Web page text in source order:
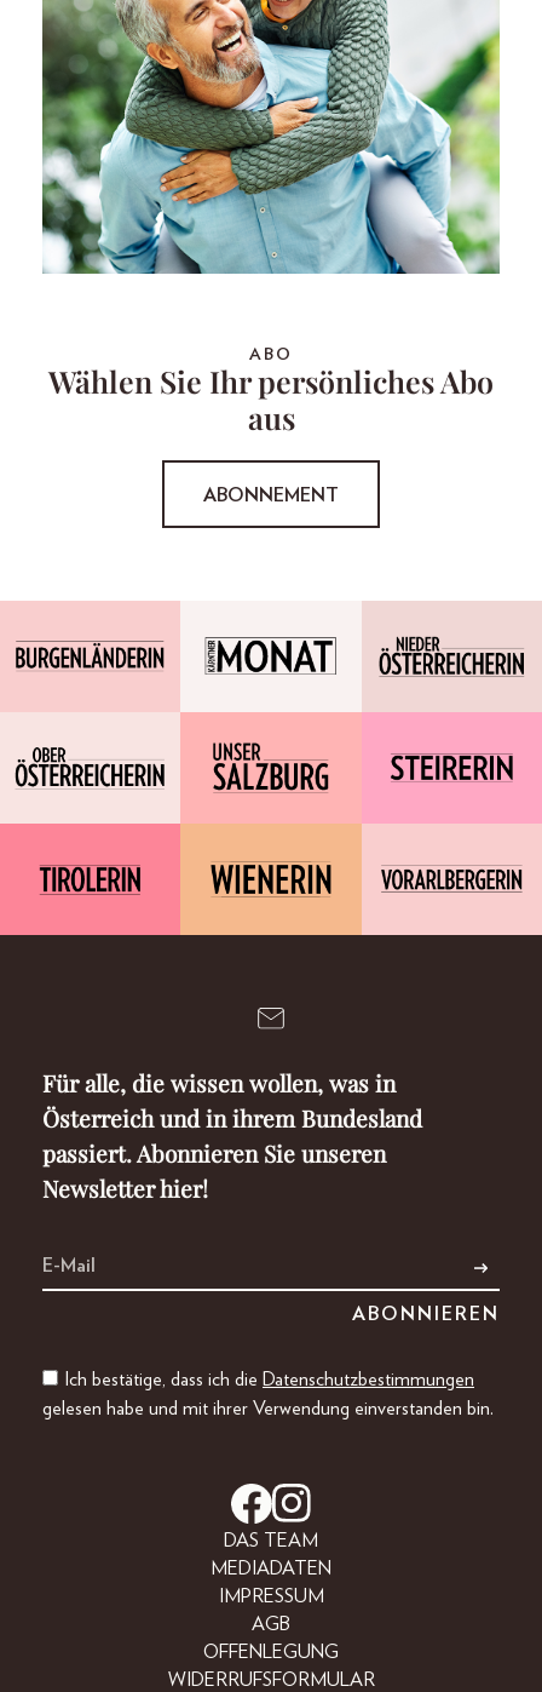
ABO
Wählen Sie Ihr persönliches Abo
aus
ABONNEMENT
Für alle, die wissen wollen, was in
Österreich und in ihrem Bundesland
passiert. Abonnieren Sie unseren
Newsletter hier!
Ich bestätige, dass ich die Datenschutzbestimmungen
gelesen habe und mit ihrer Verwendung einverstanden bin.
DAS TEAM
MEDIADATEN
IMPRESSUM
AGB
OFFENLEGUNG
WIDERRUFSFORMULAR